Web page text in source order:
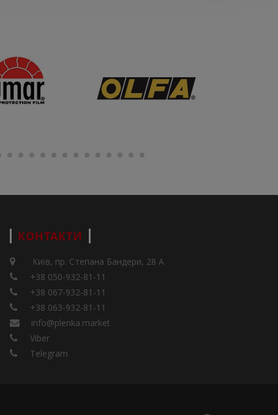
КОНТАКТИ
Київ, пр. Степана Бандери, 28 А
+38 050-932-81-11
+38 067-932-81-11
+38 063-932-81-11
info@plenka.market
Viber
Telegram